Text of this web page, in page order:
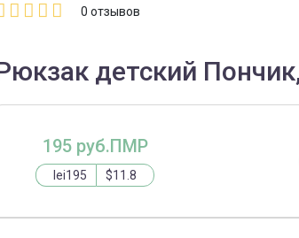
0отзывов
детский
195 руб.ПМР
lei195 $11.8